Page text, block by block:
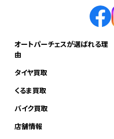
オートパーチェスが選ばれる理
由
タイヤ買取
くるま買取
バイク買取
店舗情報